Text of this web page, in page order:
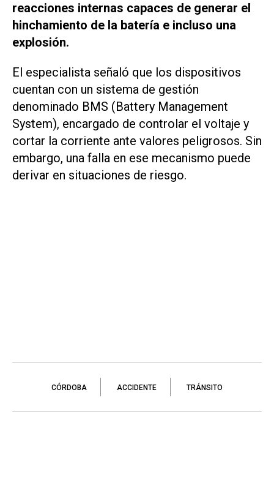
reacciones internas capaces de generar el
hinchamiento de la batería e incluso una
explosión.
El especialista señaló que los dispositivos
cuentan con un sistema de gestión
denominado BMS (Battery Management
System), encargado de controlar el voltaje y
cortar la corriente ante valores peligrosos. Sin
embargo, una falla en ese mecanismo puede
derivar en situaciones de riesgo.
CÓRDOBA ACCIDENTE TRÁNSITO